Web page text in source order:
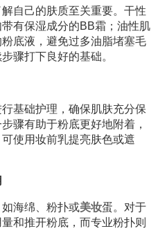
自己的肤质至关重要。干性
有保湿成分的BB霜；油性肌
底液，避免过多油脂堵塞毛
骤打下良好的基础。
基础护理，确保肌肤充分保
骤有助于粉底更好地附着，
使用妆前乳提亮肤色或遮
海绵、粉扑或美妆蛋。对于
和推开粉底，而专业粉扑则